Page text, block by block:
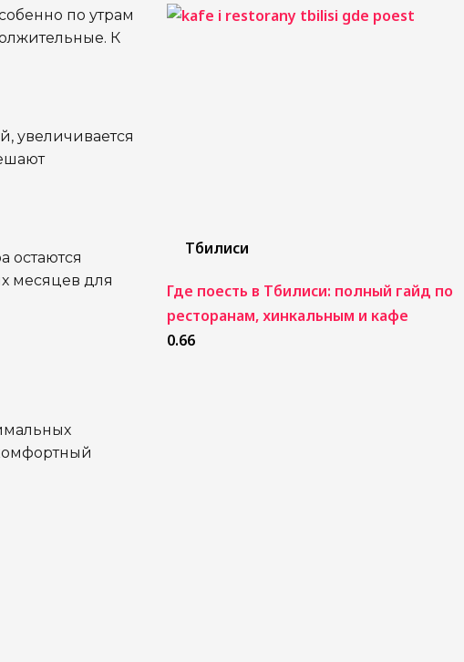
по утрам
К
увеличивается
остаются
месяцев для
Тбилиси
Где поесть в Тбилиси: полный гайд по
ресторанам, хинкальным и кафе